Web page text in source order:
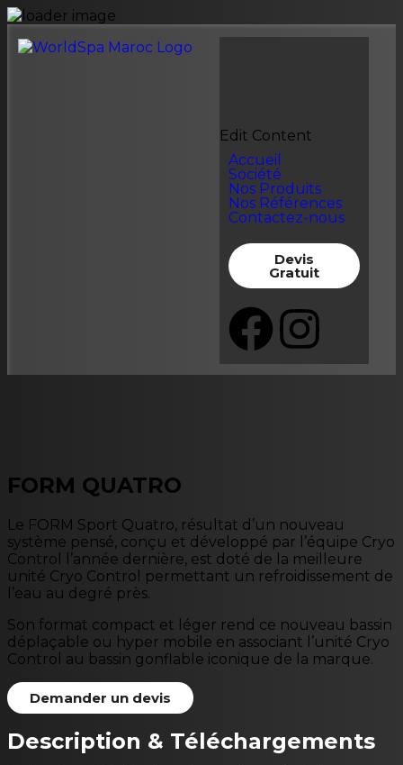
Edit Content
Accueil
Société
Nos Produits
Nos Références
Contactez-nous
Devis
Gratuit
FORM QUATRO
Le FORM Sport Quatro, résultat d’un nouveau
système pensé, conçu et développé par l’équipe Cryo
Control l’année dernière, est doté de la meilleure
unité Cryo Control permettant un refroidissement de
l’eau au degré près.
Son format compact et léger rend ce nouveau bassin
déplaçable ou hyper mobile en associant l’unité Cryo
Control au bassin gonflable iconique de la marque.
Demander un devis
Description & Téléchargements